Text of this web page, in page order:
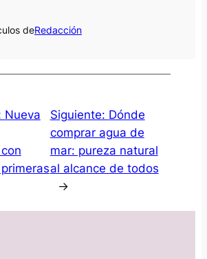
deRedacción
Nueva
Siguiente: Dónde
comprar agua de
mar: pureza natural
al alcance de todos
→